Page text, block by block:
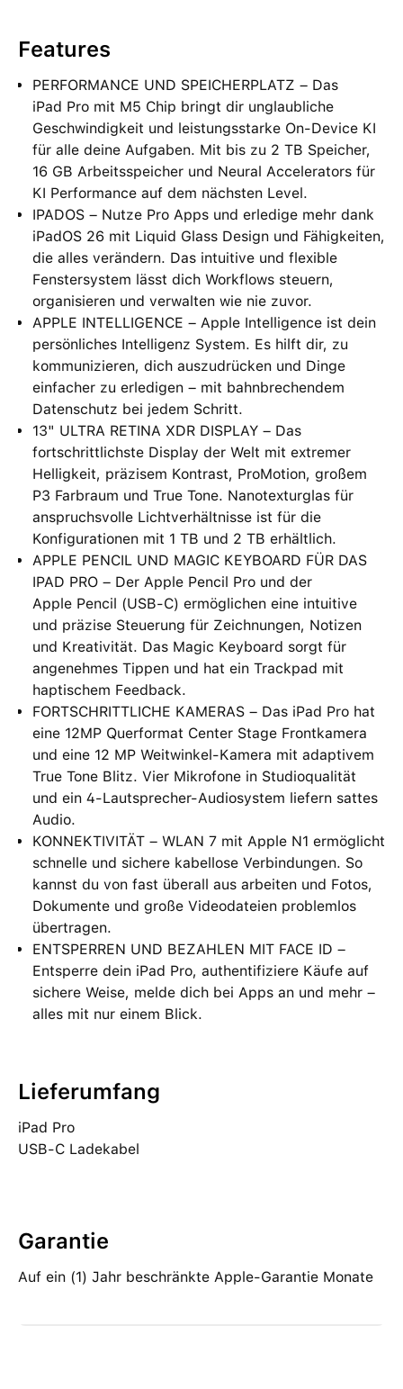
Features
PERFORMANCE UND SPEICHERPLATZ – Das
iPad Pro mit M5 Chip bringt dir unglaubliche
Geschwindigkeit und leistungsstarke On‑Device KI
für alle deine Aufgaben. Mit bis zu 2 TB Speicher,
16 GB Arbeitsspeicher und Neural Accelerators für
KI Performance auf dem nächsten Level.
IPADOS – Nutze Pro Apps und erledige mehr dank
iPadOS 26 mit Liquid Glass Design und Fähigkeiten,
die alles verändern. Das intuitive und flexible
Fenstersystem lässt dich Workflows steuern,
organisieren und verwalten wie nie zuvor.
APPLE INTELLIGENCE – Apple Intelligence ist dein
persönliches Intelligenz System. Es hilft dir, zu
kommunizieren, dich auszudrücken und Dinge
einfacher zu erledigen – mit bahnbrechendem
Datenschutz bei jedem Schritt.
13" ULTRA RETINA XDR DISPLAY – Das
fortschrittlichste Display der Welt mit extremer
Helligkeit, präzisem Kontrast, ProMotion, großem
P3 Farbraum und True Tone. Nanotexturglas für
anspruchsvolle Lichtverhältnisse ist für die
Konfigurationen mit 1 TB und 2 TB erhältlich.
APPLE PENCIL UND MAGIC KEYBOARD FÜR DAS
IPAD PRO – Der Apple Pencil Pro und der
Apple Pencil (USB‑C) ermöglichen eine intuitive
und präzise Steuerung für Zeichnungen, Notizen
und Kreativität. Das Magic Keyboard sorgt für
angenehmes Tippen und hat ein Trackpad mit
haptischem Feedback.
FORTSCHRITTLICHE KAMERAS – Das iPad Pro hat
eine 12MP Querformat Center Stage Frontkamera
und eine 12 MP Weitwinkel-Kamera mit adaptivem
True Tone Blitz. Vier Mikrofone in Studioqualität
und ein 4‑Lautsprecher-Audiosystem liefern sattes
Audio.
KONNEKTIVITÄT – WLAN 7 mit Apple N1 ermöglicht
schnelle und sichere kabellose Verbindungen. So
kannst du von fast überall aus arbeiten und Fotos,
Dokumente und große Videodateien problemlos
übertragen.
ENTSPERREN UND BEZAHLEN MIT FACE ID –
Entsperre dein iPad Pro, authentifiziere Käufe auf
sichere Weise, melde dich bei Apps an und mehr –
alles mit nur einem Blick.
Lieferumfang
iPad Pro
USB‑C Ladekabel
Garantie
Auf ein (1) Jahr beschränkte Apple-Garantie Monate